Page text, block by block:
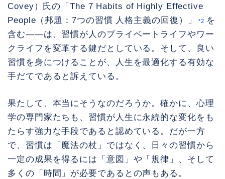
Covey）氏の「The 7 Habits of Highly Effective
People（邦題：7つの習慣 人格主義の回復）」
*2 を
含む——は、習慣が人のプライベートライフやワー
クライフを変革する鍵だとしている。そして、良い
習慣を身につけることが、人生を最適化する有効な
手だてであると訴えている。
果たして、本当にそうなのだろうか。確かに、心理
学の専門家たちも、習慣が人生に永続的な変化をも
たらす強力な手段であると認めている。だが一方
で、習慣は「魔法の杖」ではなく、日々の習慣から
一定の成果を得るには「意図」や「規律」、そして
多くの「時間」が必要であるとの声もある。